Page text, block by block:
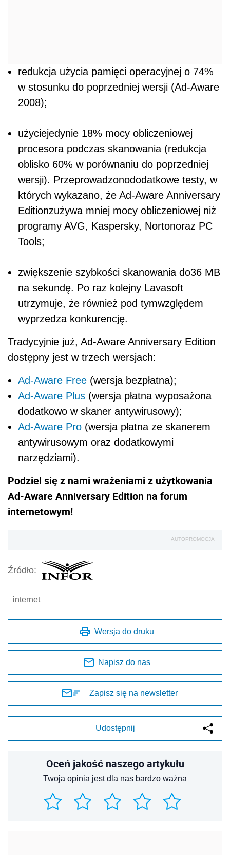
redukcja użycia pamięci operacyjnej o 74%
w stosunku do poprzedniej wersji (Ad-Aware
2008);
użyciejedynie 18% mocy obliczeniowej
procesora podczas skanowania (redukcja
oblisko 60% w porównaniu do poprzedniej
wersji). Przeprowadzonododatkowe testy, w
których wykazano, że Ad-Aware Anniversary
Editionzużywa mniej mocy obliczeniowej niż
programy AVG, Kaspersky, Nortonoraz PC
Tools;
zwiększenie szybkości skanowania do36 MB
na sekundę. Po raz kolejny Lavasoft
utrzymuje, że również pod tymwzględem
wyprzedza konkurencję.
Tradycyjnie już, Ad-Aware Anniversary Edition
dostępny jest w trzech wersjach:
Ad-Aware Free (wersja bezpłatna);
Ad-Aware Plus (wersja płatna wyposażona
dodatkowo w skaner antywirusowy);
Ad-Aware Pro (wersja płatna ze skanerem
antywirusowym oraz dodatkowymi
narzędziami).
Podziel się z nami wrażeniami z użytkowania
Ad-Aware Anniversary Edition na forum
internetowym!
AUTOPROMOCJA
Źródło:
internet
Wersja do druku
Napisz do nas
Zapisz się na newsletter
Udostępnij
Oceń jakość naszego artykułu
Twoja opinia jest dla nas bardzo ważna